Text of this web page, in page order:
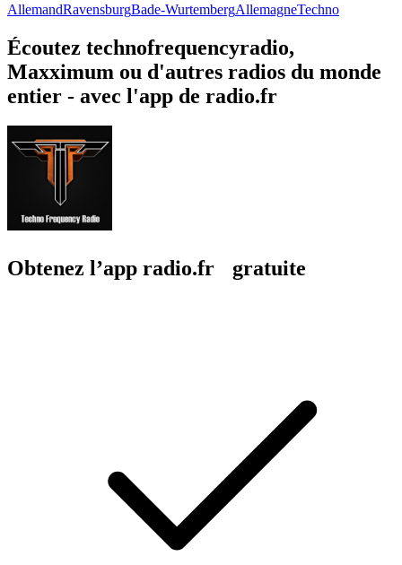
AllemandRavensburgBade-WurtembergAllemagneTechno
Écoutez technofrequencyradio,
Maxximum ou d'autres radios du monde
entier - avec l'app de radio.fr
Obtenez l’app radio.fr gratuite